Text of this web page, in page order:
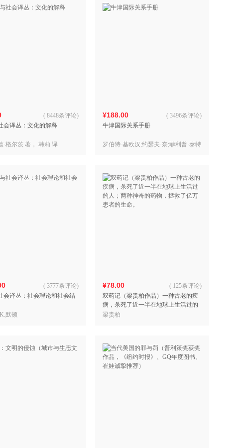
会译丛：文化的解释
( 8448条评论)
·格尔茨 著， 韩莉 译
¥188.00
牛津国际关系手册
( 3496条评论)
罗伯特·基欧汉;约瑟夫·奈;菲利普·泰特
会译丛：社会理论和社会结
( 3777条评论)
默顿
¥78.00
双药记（梁贵柏作品）一种古老的疾
病，杀死了近一半在地球上生活过的
人；两种神奇的药物，拯救了亿万患
( 125条评论)
梁贵柏